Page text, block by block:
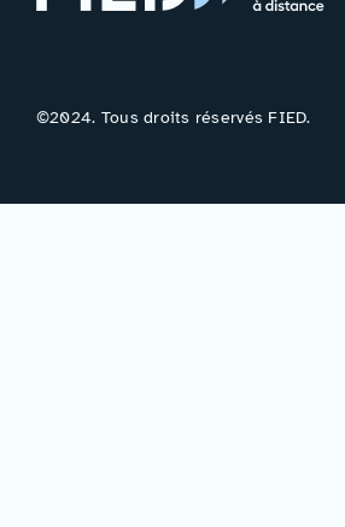
©2024. Tous droits réservés FIED.